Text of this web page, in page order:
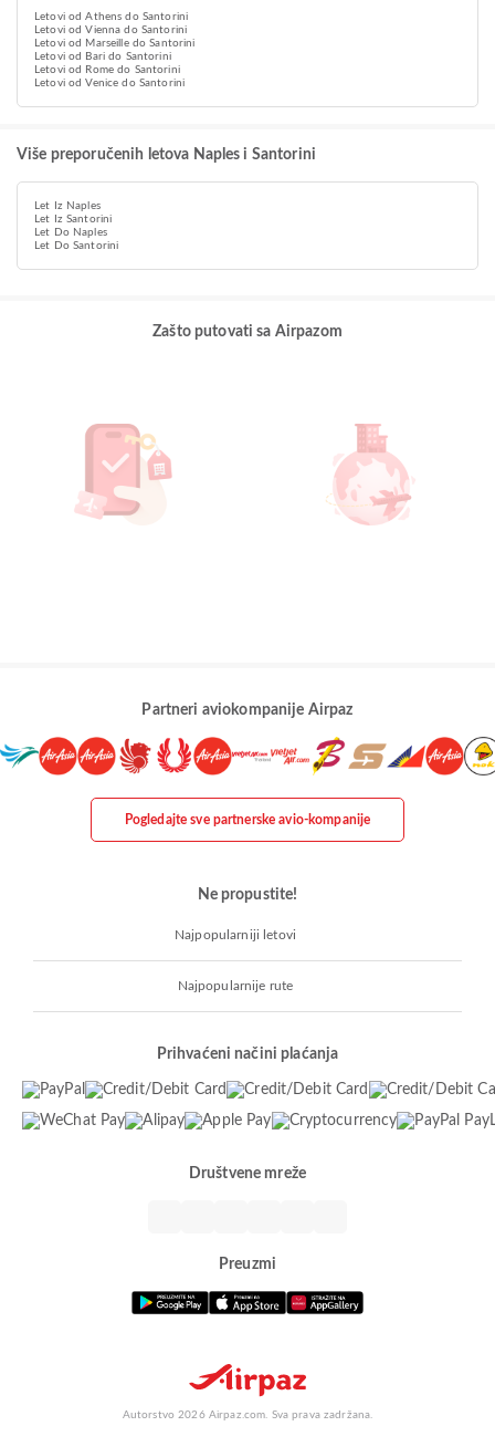
Letovi od Athens do Santorini
Letovi od Vienna do Santorini
Letovi od Marseille do Santorini
Letovi od Bari do Santorini
Letovi od Rome do Santorini
Letovi od Venice do Santorini
Više preporučenih letova Naples i Santorini
Let Iz Naples
Let Iz Santorini
Let Do Naples
Let Do Santorini
Zašto putovati sa Airpazom
Partneri aviokompanije Airpaz
Pogledajte sve partnerske avio-kompanije
Ne propustite!
Najpopularniji letovi
Najpopularnije rute
Prihvaćeni načini plaćanja
Društvene mreže
Preuzmi
Autorstvo 2026 Airpaz.com. Sva prava zadržana.